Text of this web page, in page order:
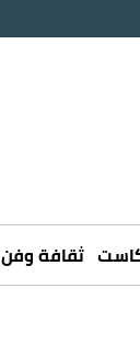
ثقافة وفن